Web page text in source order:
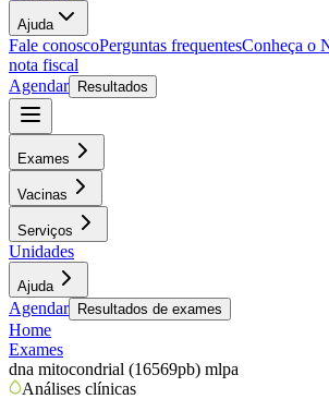
Ajuda
Fale conoscoPerguntas frequentesConheça o
nota fiscal
Agendar
Resultados
Exames
Vacinas
Serviços
Unidades
Ajuda
Agendar Resultados de exames
Home
Exames
dna mitocondrial (16569pb) mlpa
Análises clínicas